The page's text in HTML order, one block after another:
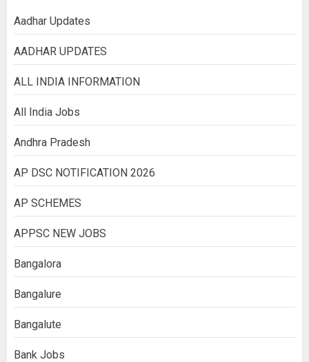
Aadhar Updates
AADHAR UPDATES
ALL INDIA INFORMATION
All India Jobs
Andhra Pradesh
AP DSC NOTIFICATION 2026
AP SCHEMES
APPSC NEW JOBS
Bangalora
Bangalure
Bangalute
Bank Jobs